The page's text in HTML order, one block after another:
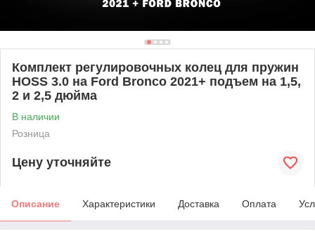
Комплект регулировочных колец для пружин
HOSS 3.0 на Ford Bronco 2021+ подъем на 1,5,
2 и 2,5 дюйма
В наличии
Розница
Цену уточняйте
Описание Характеристики Доставка Оплата